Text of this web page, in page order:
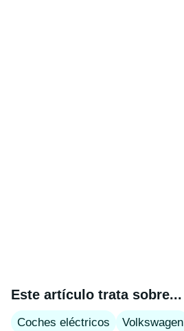
Este artículo trata sobre...
Coches eléctricos Volkswagen